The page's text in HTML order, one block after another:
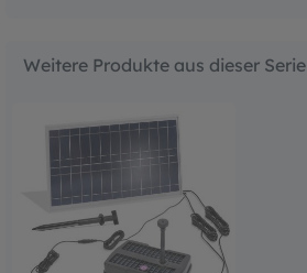
Weitere Produkte aus dieser Serie